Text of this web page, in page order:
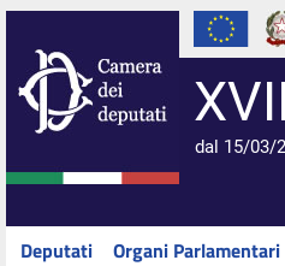
dal 15/03/
Deputati Organi Parlamentari